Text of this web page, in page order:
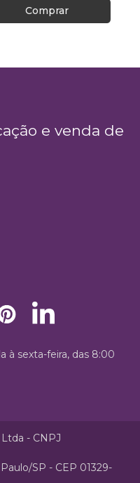
Comprar
e venda de
à sexta-feira, das 8:00
- CNPJ
SP - CEP 01329-